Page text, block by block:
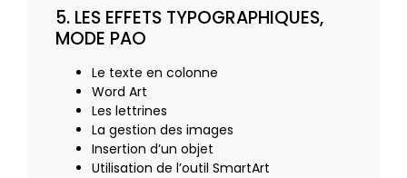
5. LES EFFETS TYPOGRAPHIQUES,
MODE PAO
Le texte en colonne
Word Art
Les lettrines
La gestion des images
Insertion d’un objet
Utilisation de l’outil SmartArt